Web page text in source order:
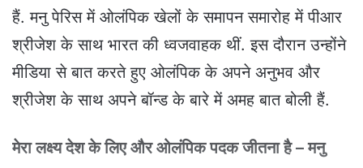
e
a
i
हैं. मनु पेरिस में ओलंपिक खेलों के समापन समारोह में पीआर
श्रीजेश के साथ भारत की ध्वजवाहक थीं. इस दौरान उन्होंने
मीडिया से बात करते हुए ओलंपिक के अपने अनुभव और
श्रीजेश के साथ अपने बॉन्ड के बारे में अमह बात बोली हैं.
मेरा लक्ष्य देश के लिए और ओलंपिक पदक जीतना है – मनु